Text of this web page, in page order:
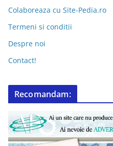
Colaboreaza cu Site-Pedia.ro
Termeni si conditii
Despre noi
Contact!
Recomandam: